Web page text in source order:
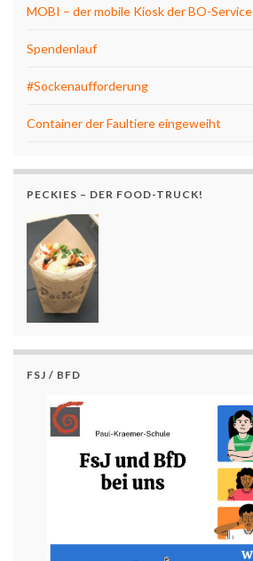
MOBI – der mobile Kiosk der BO-Service
Spendenlauf
#Sockenaufforderung
Container der Faultiere eingeweiht
PECKIES – DER FOOD-TRUCK!
FSJ / BFD